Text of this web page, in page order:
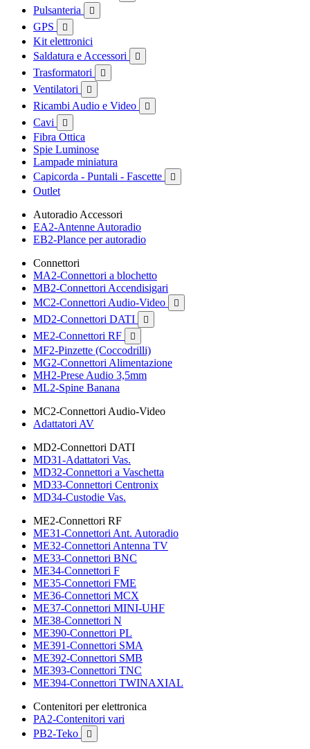
Pulsanteria 
GPS 
Kit elettronici
Saldatura e Accessori

Trasformatori 
Ventilatori 
Ricambi Audio e Video 
Cavi 
Fibra Ottica
Spie Luminose
Lampade miniatura
Capicorda - Puntali - Fascette

Outlet
Autoradio Accessori
EA2-Antenne Autoradio
EB2-Plance per autoradio
Connettori
MA2-Connettori a blochetto
MB2-Connettori Accendisigari
MC2-Connettori Audio-Video

MD2-Connettori DATI 
ME2-Connettori RF 
MF2-Pinzette (Coccodrilli)
MG2-Connettori Alimentazione
MH2-Prese Audio 3,5mm
ML2-Spine Banana
MC2-Connettori Audio-Video
Adattatori AV
MD2-Connettori DATI
MD31-Adattatori Vas.
MD32-Connettori a Vaschetta
MD33-Connettori Centronix
MD34-Custodie Vas.
ME2-Connettori RF
ME31-Connettori Ant. Autoradio
ME32-Connettori Antenna TV
ME33-Connettori BNC
ME34-Connettori F
ME35-Connettori FME
ME36-Connettori MCX
ME37-Connettori MINI-UHF
ME38-Connettori N
ME390-Connettori PL
ME391-Connettori SMA
ME392-Connettori SMB
ME393-Connettori TNC
ME394-Connettori TWINAXIAL
Contenitori per elettronica
PA2-Contenitori vari
PB2-Teko
